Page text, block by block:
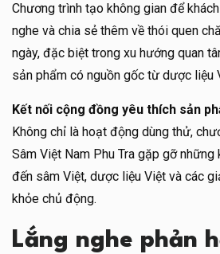
Chương trình tạo không gian để
nghe và chia sẻ thêm về thói quen
ngày, đặc biệt trong xu hướng quan
sản phẩm có nguồn gốc từ dược liệu
Kết nối cộng đồng yêu thích sản
Không chỉ là hoạt động dùng thử,
Sâm Việt Nam Phu Tra gặp gỡ những
đến sâm Việt, dược liệu Việt và các
khỏe chủ động.
Lắng nghe phản